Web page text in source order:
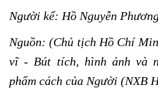
Người kể: Hồ Nguyễn
Nguồn: (Chủ tịch Hồ Chí
vĩ - Bút tích, hình ảnh và
phẩm cách của Người (NXB